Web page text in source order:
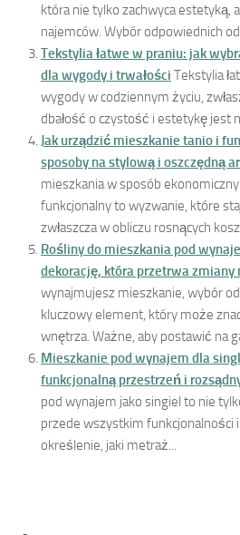
która nie tylko zachwyca estetyką,
najemców. Wybór odpowiednich
Tekstylia łatwe w praniu: jak
dla wygody i trwałości Tekstylia
wygody w codziennym życiu,
dbałość o czystość i estetykę jest
Jak urządzić mieszkanie tanio i
sposoby na stylową i oszczędną
mieszkania w sposób
funkcjonalny to wyzwanie, które
zwłaszcza w obliczu rosnących
Rośliny do mieszkania pod
dekorację, która przetrwa zmiany
wynajmujesz mieszkanie, wybór
kluczowy element, który może
wnętrza. Ważne, aby postawić na
Mieszkanie pod wynajem dla
funkcjonalną przestrzeń i
pod wynajem jako singiel to nie
przede wszystkim funkcjonalności
określenie, jaki metraż...